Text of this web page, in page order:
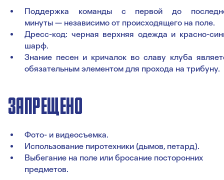
Поддержка команды с первой до
минуты — независимо от происходящего на поле.
Дресс-код: черная верхняя одежда и красно-
шарф.
Знание песен и кричалок во славу клуба
обязательным элементом для прохода на трибуну.
ЗАПРЕЩЕНО
Фото- и видеосъемка.
Использование пиротехники (дымов, петард).
Выбегание на поле или бросание посторонних
предметов.